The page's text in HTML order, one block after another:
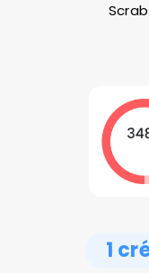
1